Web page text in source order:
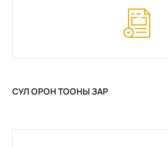
СУЛ ОРОН ТООНЫ ЗАР